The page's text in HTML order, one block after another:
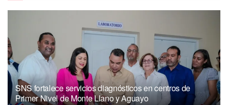
SNS fortalece servicios diagnósticos en centros de
Primer Nivel de Monte Llano y Aguayo